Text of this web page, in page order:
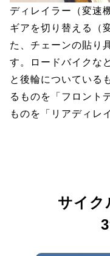
ディレイラー（変速
ギアを切り替える（
た、チェーンの貼り
す。ロードバイクな
と後輪についている
るものを「フロント
ものを「リアディレ
サイク